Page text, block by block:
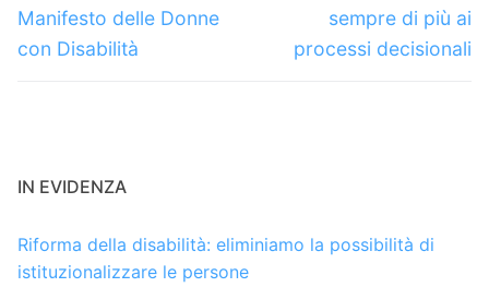
Manifesto delle Donne
con Disabilità
sempre di più ai
processi decisionali
IN EVIDENZA
Riforma della disabilità: eliminiamo la possibilità di
istituzionalizzare le persone